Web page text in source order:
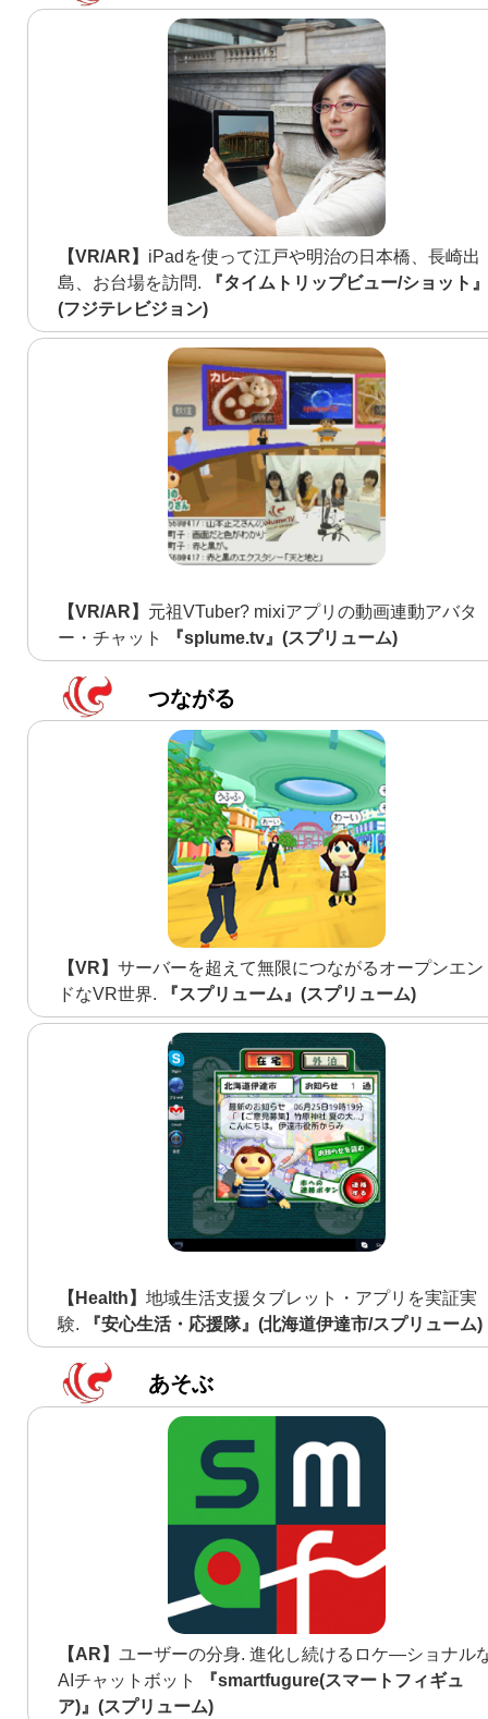
【VR/AR】 iPadを使って江戸や明治の日本橋、長崎出
島、お台場を訪問.
『タイムトリップビュー/ショット
(フジテレビジョン)
【VR/AR】 元祖VTuber? mixiアプリの動画連動アバタ
ー・チャット
『splume.tv』(スプリューム)
つながる
【VR】サーバーを超えて無限につながるオープンエン
ドなVR世界.
『スプリューム』(スプリューム)
【Health】地域生活支援タブレット・アプリを実証実
験.
『安心生活・応援隊』(北海道伊達市/スプリューム)
あそぶ
【AR】ユーザーの分身. 進化し続けるロケ―ショナル
AIチャットボット
『smartfugure(スマートフィギュ
ア)』(スプリューム)